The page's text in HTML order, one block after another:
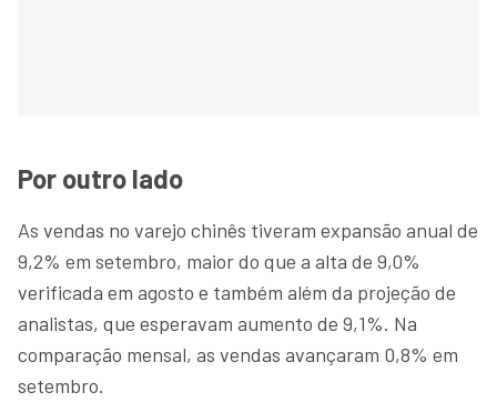
Por outro lado
As vendas no varejo chinês tiveram expansão anual de
9,2% em setembro, maior do que a alta de 9,0%
verificada em agosto e também além da projeção de
analistas, que esperavam aumento de 9,1%. Na
comparação mensal, as vendas avançaram 0,8% em
setembro.